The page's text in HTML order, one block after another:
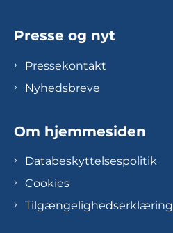
Presse og nyt
Pressekontakt
Nyhedsbreve
Om hjemmesiden
Databeskyttelsespolitik
Cookies
Tilgængelighedserklæring